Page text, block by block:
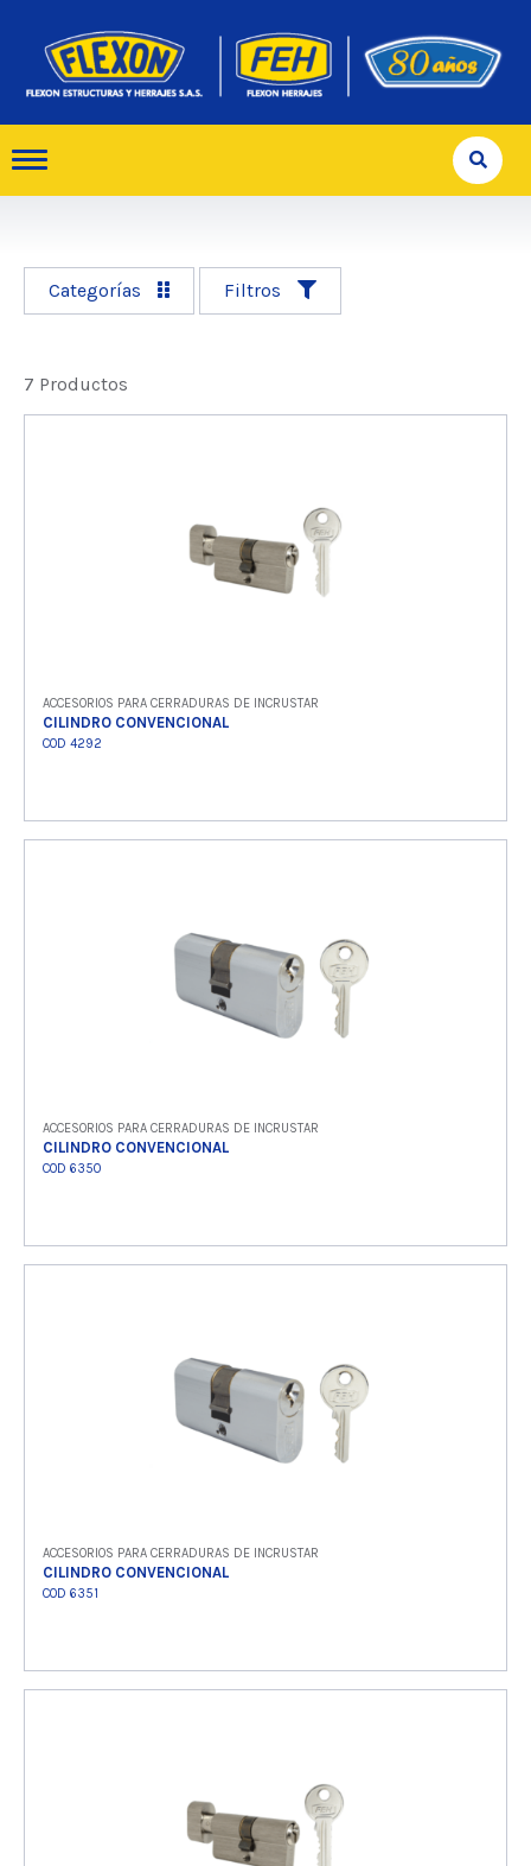
Categorías Filtros
7 Productos
ACCESORIOS PARA CERRADURAS DE INCRUSTAR
CILINDRO CONVENCIONAL
COD 4292
ACCESORIOS PARA CERRADURAS DE INCRUSTAR
CILINDRO CONVENCIONAL
COD 6350
ACCESORIOS PARA CERRADURAS DE INCRUSTAR
CILINDRO CONVENCIONAL
COD 6351